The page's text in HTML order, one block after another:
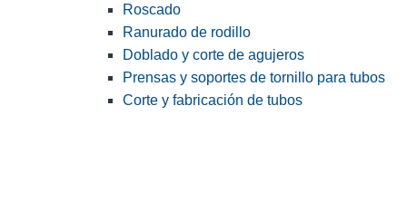
Roscado
Ranurado de rodillo
Doblado y corte de agujeros
Prensas y soportes de tornillo para tubos
Corte y fabricación de tubos